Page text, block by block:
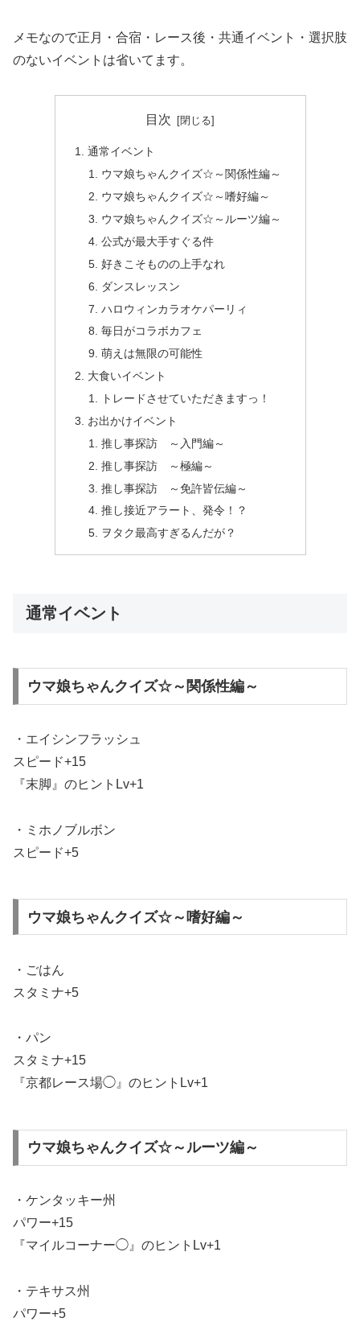
メモなので正月・合宿・レース後・共通イベント・選択肢
のないイベントは省いてます。
目次
通常イベント
ウマ娘ちゃんクイズ☆～関係性編～
ウマ娘ちゃんクイズ☆～嗜好編～
ウマ娘ちゃんクイズ☆～ルーツ編～
公式が最大手すぐる件
好きこそものの上手なれ
ダンスレッスン
ハロウィンカラオケパーリィ
毎日がコラボカフェ
萌えは無限の可能性
大食いイベント
トレードさせていただきますっ！
お出かけイベント
推し事探訪 ～入門編～
推し事探訪 ～極編～
推し事探訪 ～免許皆伝編～
推し接近アラート、発令！？
ヲタク最高すぎるんだが？
通常イベント
ウマ娘ちゃんクイズ☆～関係性編～
・エイシンフラッシュ
スピード+15
『末脚』のヒントLv+1
・ミホノブルボン
スピード+5
ウマ娘ちゃんクイズ☆～嗜好編～
・ごはん
スタミナ+5
・パン
スタミナ+15
『京都レース場◯』のヒントLv+1
ウマ娘ちゃんクイズ☆～ルーツ編～
・ケンタッキー州
パワー+15
『マイルコーナー◯』のヒントLv+1
・テキサス州
パワー+5